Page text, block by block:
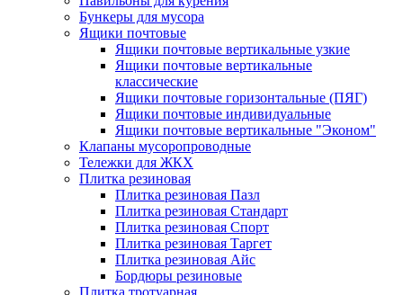
Бункеры для мусора
Ящики почтовые
Ящики почтовые вертикальные узкие
Ящики почтовые вертикальные
классические
Ящики почтовые горизонтальные (ПЯГ)
Ящики почтовые индивидуальные
Ящики почтовые вертикальные "Эконом"
Клапаны мусоропроводные
Тележки для ЖКХ
Плитка резиновая
Плитка резиновая Пазл
Плитка резиновая Стандарт
Плитка резиновая Спорт
Плитка резиновая Таргет
Плитка резиновая Айс
Бордюры резиновые
Плитка тротуарная